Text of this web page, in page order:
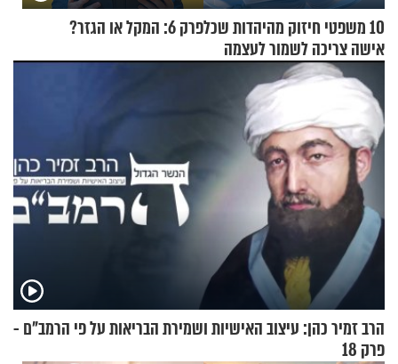
10 משפטי חיזוק מהיהדות שכל
אישה צריכה לשמור לעצמה
פרק 6: המקל או הגזר?
הרב זמיר כהן: עיצוב האישיות ושמירת הבריאות על פי הרמב"ם -
פרק 18